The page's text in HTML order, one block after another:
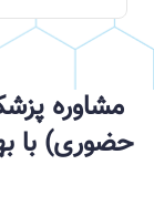
مشاوره
حضوری)